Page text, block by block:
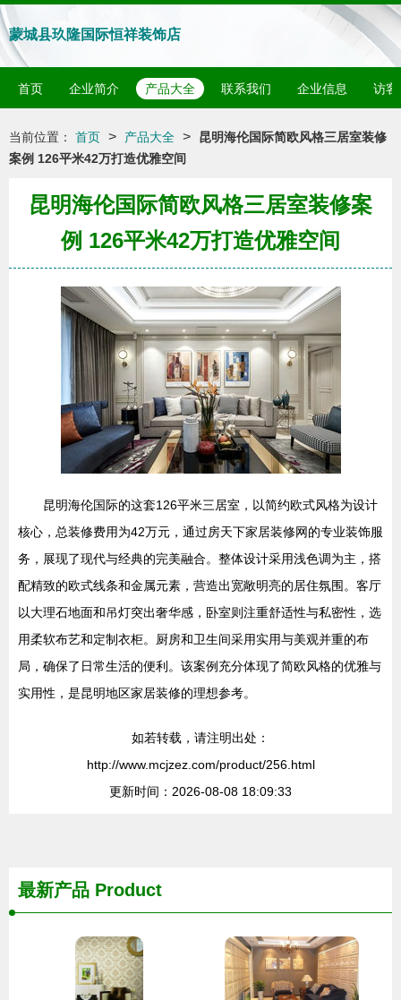
蒙城县玖隆国际恒祥装饰店
首页 企业简介 产品大全 联系我们 企业信息 访客
当前位置： 首页 > 产品大全 >
昆明海伦国际简欧风格三居室装修
案例 126平米42万打造优雅空间
昆明海伦国际简欧风格三居室装修案
例 126平米42万打造优雅空间
昆明海伦国际的这套126平米三居室，以简约欧式风格为设计
核心，总装修费用为42万元，通过房天下家居装修网的专业装饰服
务，展现了现代与经典的完美融合。整体设计采用浅色调为主，搭
配精致的欧式线条和金属元素，营造出宽敞明亮的居住氛围。客厅
以大理石地面和吊灯突出奢华感，卧室则注重舒适性与私密性，选
用柔软布艺和定制衣柜。厨房和卫生间采用实用与美观并重的布
局，确保了日常生活的便利。该案例充分体现了简欧风格的优雅与
实用性，是昆明地区家居装修的理想参考。
如若转载，请注明出处：
http://www.mcjzez.com/product/256.html
更新时间：2026-08-08 18:09:33
最新产品 Product